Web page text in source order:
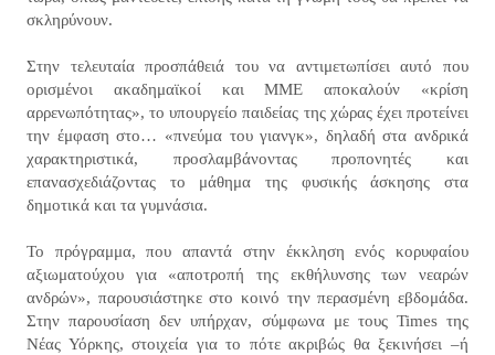
σκληρύνουν.
Στην τελευταία προσπάθειά του να αντιμετωπίσει αυτό που
ορισμένοι ακαδημαϊκοί και ΜΜΕ αποκαλούν «κρίση
αρρενωπότητας», το υπουργείο παιδείας της χώρας έχει προτείνει
την έμφαση στο… «πνεύμα του γιανγκ», δηλαδή στα ανδρικά
χαρακτηριστικά, προσλαμβάνοντας προπονητές και
επανασχεδιάζοντας το μάθημα της φυσικής άσκησης στα
δημοτικά και τα γυμνάσια.
Το πρόγραμμα, που απαντά στην έκκληση ενός κορυφαίου
αξιωματούχου για «αποτροπή της εκθήλυνσης των νεαρών
ανδρών», παρουσιάστηκε στο κοινό την περασμένη εβδομάδα.
Στην παρουσίαση δεν υπήρχαν, σύμφωνα με τους Times της
Νέας Υόρκης, στοιχεία για το πότε ακριβώς θα ξεκινήσει –ή